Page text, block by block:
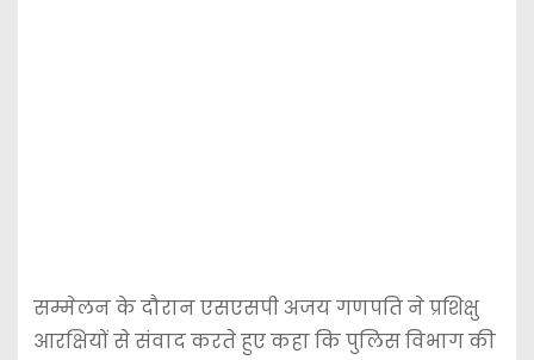
सम्मेलन के दौरान एसएसपी अजय गणपति ने प्रशिक्षु
आरक्षियों से संवाद करते हुए कहा कि पुलिस विभाग की